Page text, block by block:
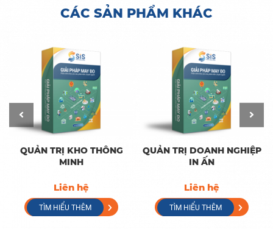
CÁC SẢN PHẨM KHÁC
QUẢN TRỊ KHO THÔNG
MINH
Liên hệ
TÌM HIỂU THÊM
QUẢN TRỊ DOANH NGHIỆP
IN ẤN
Liên hệ
TÌM HIỂU THÊM